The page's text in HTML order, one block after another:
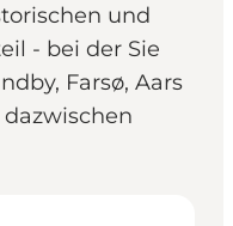
und
- bei der Sie
Farsø, Aars